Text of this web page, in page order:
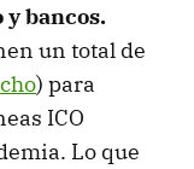
y bancos.
un total de
) para
ICO
Lo que